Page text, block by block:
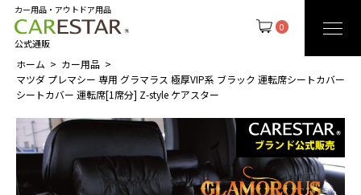
0
カー用品・アウトドア用品
公式通販
ホーム
カー用品
マツダ プレマシー 専用 グラマラス 極厚VIP系 ブラック 運転席シートカバー
シートカバー 運転席[1席分] Z-style ケアスター